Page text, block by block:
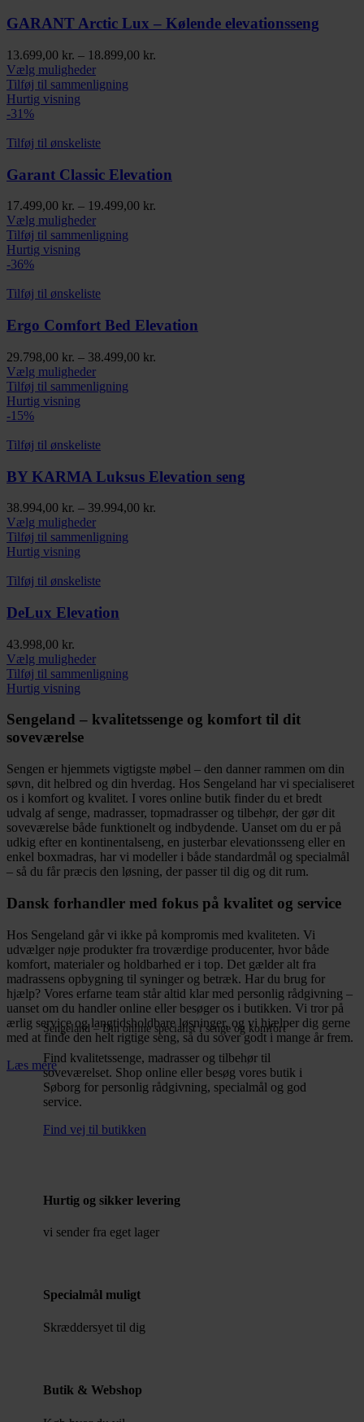
vælges
varesiden
GARANT Arctic Lux – Kølende elevationsseng
13.699,00 kr. – 18.899,00 kr.
Vælg mulighederDette
vare
Mulighederne
vælges
på
varesiden
Tilføj til sammenligning
Hurtig visning
-31%
Tilføj til ønskeliste
Garant Classic Elevation
17.499,00 kr. – 19.499,00 kr.
Vælg mulighederDette
vare
Mulighederne
vælges
på
varesiden
Tilføj til sammenligning
Hurtig visning
-36%
Tilføj til ønskeliste
Ergo Comfort Bed Elevation
29.798,00 kr. – 38.499,00 kr.
Vælg mulighederDette
vare
Mulighederne
vælges
på
varesiden
Tilføj til sammenligning
Hurtig visning
-15%
Tilføj til ønskeliste
BY KARMA Luksus Elevation seng
38.994,00 kr. – 39.994,00 kr.
Vælg mulighederDette
vare
varianter.
kan
vælges
Tilføj til sammenligning
Hurtig visning
Tilføj til ønskeliste
DeLux Elevation
43.998,00 kr.
Vælg mulighederDette
vare
varianter.
på
varesiden
Tilføj til sammenligning
Hurtig visning
Sengeland – kvalitetssenge og komfort til dit
soveværelse
Sengen er hjemmets vigtigste møbel – den danner rammen om din
søvn, dit helbred og din hverdag. Hos Sengeland har vi specialiseret
os i komfort og kvalitet. I vores online butik finder du et bredt
udvalg af senge, madrasser, topmadrasser og tilbehør, der gør dit
soveværelse både funktionelt og indbydende. Uanset om du er på
udkig efter en kontinentalseng, en justerbar elevationsseng eller en
enkel boxmadras, har vi modeller i både standardmål og specialmål
– så du får præcis den løsning, der passer til dig og dit rum.
Dansk forhandler med fokus på kvalitet og service
Hos Sengeland går vi ikke på kompromis med kvaliteten. Vi
udvælger nøje produkter fra troværdige producenter, hvor både
komfort, materialer og holdbarhed er i top. Det gælder alt fra
madrassens opbygning til syninger og betræk. Har du brug for
hjælp? Vores erfarne team står altid klar med personlig rådgivning –
uanset om du handler online eller besøger os i butikken. Vi tror på
ærlig service og langtidsholdbare løsninger, og vi hjælper dig gerne
med at finde den helt rigtige seng, så du sover godt i mange år frem.
Læs mere
Sengeland – Din online specialist i senge og komfort
Find kvalitetssenge, madrasser og tilbehør til
soveværelset. Shop online eller besøg vores butik i
Søborg for personlig rådgivning, specialmål og god
service.
Find vej til butikken
Hurtig og sikker levering
vi sender fra eget lager
Specialmål muligt
Skræddersyet til dig
Butik & Webshop